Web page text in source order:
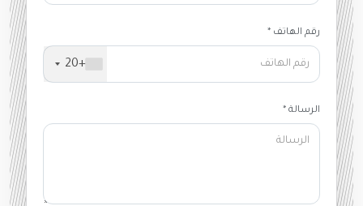
رقم الهاتف *
+20
الرسالة *